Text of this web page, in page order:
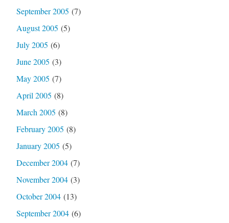
September 2005 (7)
August 2005 (5)
July 2005 (6)
June 2005 (3)
May 2005 (7)
April 2005 (8)
March 2005 (8)
February 2005 (8)
January 2005 (5)
December 2004(7)
November 2004(3)
October 2004(13)
September 2004(6)